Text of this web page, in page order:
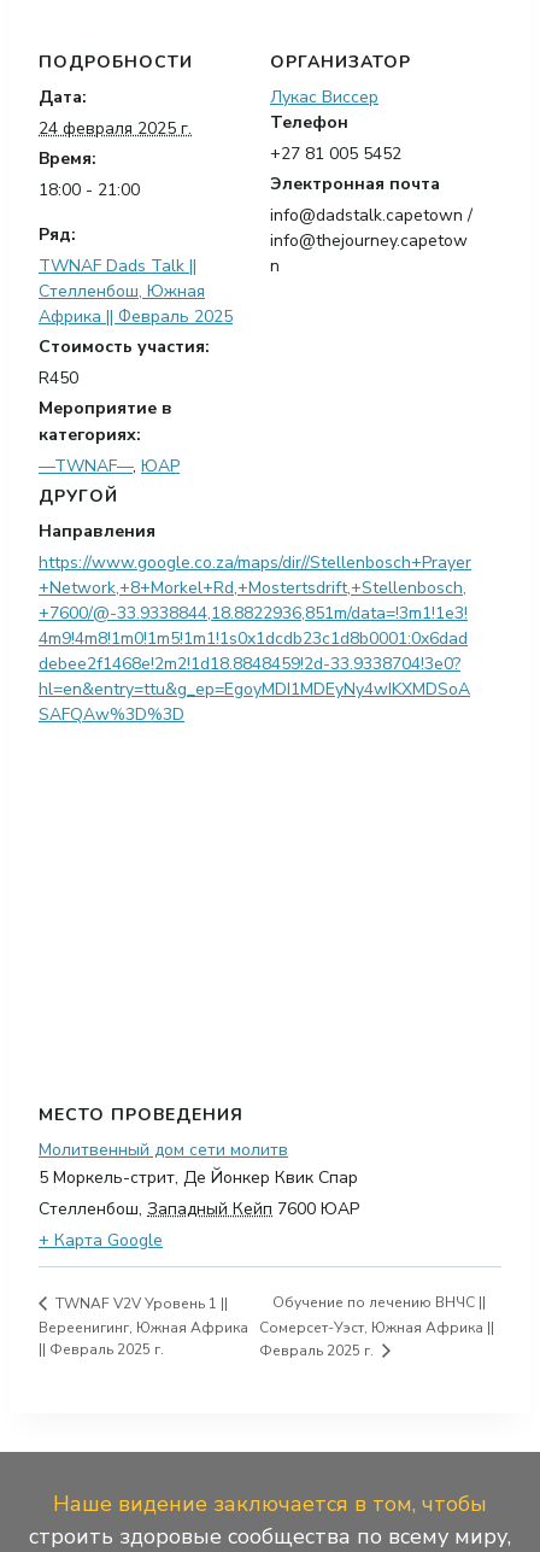
ПОДРОБНОСТИ
Дата:
24 февраля 2025 г.
Время:
18:00 - 21:00
Ряд:
TWNAF Dads Talk ||
Стелленбош, Южная
Африка || Февраль 2025
Стоимость участия:
R450
Мероприятие в
категориях:
—TWNAF—, ЮАР
ОРГАНИЗАТОР
Лукас Виссер
Телефон
+27 81 005 5452
Электронная почта
info@dadstalk.capetown /
info@thejourney.capetow
n
ДРУГОЙ
Направления
https://www.google.co.za/maps/dir//Stellenbosch+Prayer
+Network,+8+Morkel+Rd,+Mostertsdrift,+Stellenbosch,
+7600/@-33.9338844,18.8822936,851m/data=!3m1!1e3!
4m9!4m8!1m0!1m5!1m1!1s0x1dcdb23c1d8b0001:0x6dad
debee2f1468e!2m2!1d18.8848459!2d-33.9338704!3e0?
hl=en&entry=ttu&g_ep=EgoyMDI1MDEyNy4wIKXMDSoA
SAFQAw%3D%3D
МЕСТО ПРОВЕДЕНИЯ
Молитвенный дом сети молитв
5 Моркель-стрит, Де Йонкер Квик Спар
Стелленбош, Западный Кейп 7600 ЮАР
+ Карта Google
TWNAF V2V Уровень 1 ||
Вереенигинг, Южная Африка
|| Февраль 2025 г.
Обучение по лечению ВНЧС ||
Сомерсет-Уэст, Южная Африка ||
Февраль 2025 г.
Наше видение заключается в том, чтобы
строить здоровые сообщества по всему миру,